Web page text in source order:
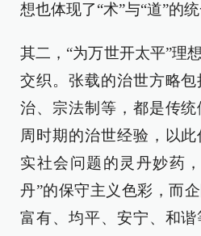
想也体现了“术”与“道”的统
其二，“为万世开太平”理
交织。张载的治世方略
治、宗法制等，都是传
周时期的治世经验，以
实社会问题的灵丹妙药
丹”的保守主义色彩，而
富有、均平、安宁、和